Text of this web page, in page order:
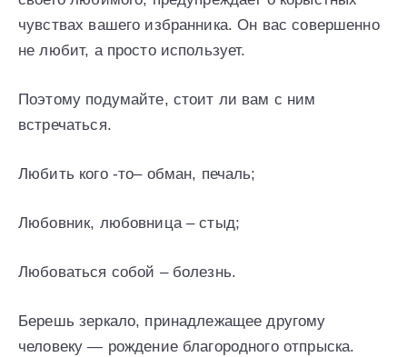
чувствах вашего избранника. Он вас совершенно
не любит, а просто использует.
Поэтому подумайте, стоит ли вам с ним
встречаться.
Любить кого -то– обман, печаль;
Любовник, любовница – стыд;
Любоваться собой – болезнь.
Берешь зеркало, принадлежащее другому
человеку — рождение благородного отпрыска.